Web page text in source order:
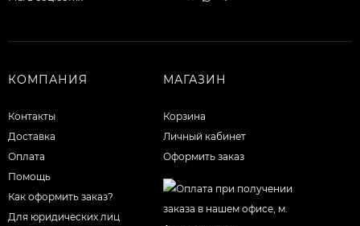
КОМПАНИЯ
Контакты
Доставка
Оплата
Помощь
Как оформить заказ?
Для юридических лиц
МАГАЗИН
Корзина
Личный кабинет
Оформить заказ